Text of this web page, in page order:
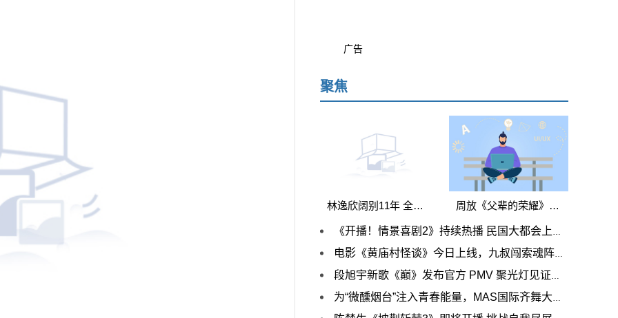
广告
聚焦
林逸欣阔别11年 全新创作大碟《坠FALLING》 变发出辑 周放《父辈的荣耀》开播 平凡岁月中收获成长
《开播！情景喜剧2》持续热播 民国大都会上演温暖救赎
电影《黄庙村怪谈》今日上线，九叔闯索魂阵大战双面僵尸
段旭宇新歌《巅》发布官方 PMV 聚光灯见证不凡舞功
为“微醺烟台”注入青春能量，MAS国际齐舞大赛今晚开赛